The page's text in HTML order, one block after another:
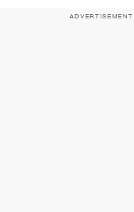
ADVERTISEMENT